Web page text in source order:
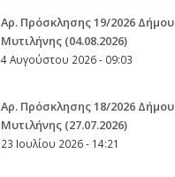
Aρ. Πρόσκλησης 19/2026 Δήμου
Μυτιλήνης (04.08.2026)
4 Αυγούστου 2026 - 09:03
Aρ. Πρόσκλησης 18/2026 Δήμου
Μυτιλήνης (27.07.2026)
23 Ιουλίου 2026 - 14:21